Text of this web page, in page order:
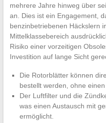
mehrere Jahre hinweg über
an. Dies ist ein Engagement,
benzinbetriebenen Häckslern
Mittelklassebereich
Risiko einer vorzeitigen
Investition auf lange Sicht
Die Rotorblätter können
bestellt werden, ohne
Der Luftfilter und die
was einen Austausch mit
ermöglicht.